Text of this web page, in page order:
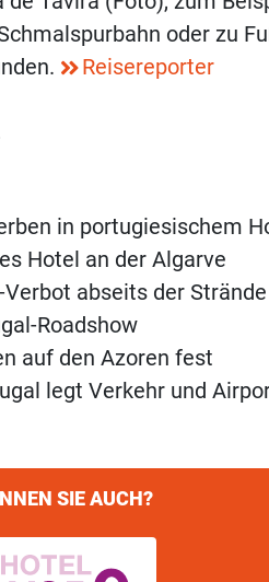
oder zu
Reisereporter
in portugiesischem
Hotel an der Algarve
abseits der Strände
Roadshow
auf den Azoren fest
legt Verkehr und
SIE AUCH?